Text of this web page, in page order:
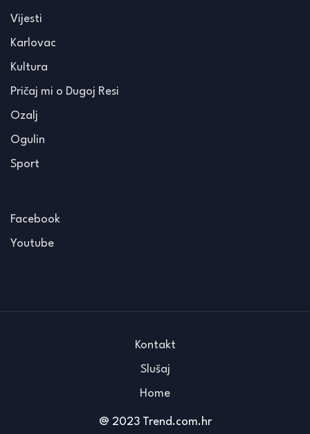
Vijesti
Karlovac
Kultura
Pričaj mi o Dugoj Resi
Ozalj
Ogulin
Sport
Facebook
Youtube
@ 2023 Trend.com.hr
Kontakt
Slušaj
Home